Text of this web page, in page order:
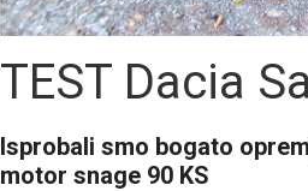
TEST Dacia
Isprobali smo bogato
motor snage 90 KS